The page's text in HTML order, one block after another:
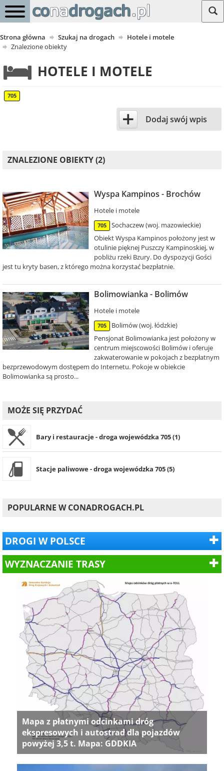
Strona główna Szukaj na drogach
Hotele i motele
Znalezione obiekty
HOTELE I MOTELE
705
+ Dodaj swój wpis
ZNALEZIONE OBIEKTY (2)
Wyspa Kampinos - Brochów
Hotele i motele
705
Sochaczew (woj. mazowieckie)
Obiekt Wyspa Kampinos położony jest w
otulinie pięknej Puszczy Kampinoskiej, w
pobliżu rzeki Bzury. Do dyspozycji Gości
jest tu kryty basen, z którego można korzystać bezpłatnie.
Bolimowianka - Bolimów
Hotele i motele
705
Bolimów (woj. łódzkie)
Pensjonat Bolimowianka jest położony w
centrum miejscowości Bolimów i oferuje
zakwaterowanie w pokojach z bezpłatnym
bezprzewodowym dostępem do Internetu. Pokoje w obiekcie
Bolimowianka są prosto...
MOŻE SIĘ PRZYDAĆ
Bary i restauracje - droga wojewódzka 705 (1)
Stacje paliwowe - droga wojewódzka 705 (5)
POPULARNE W CONADROGACH.PL
DROGI W POLSCE
WYZNACZANIE TRASY
Mapa z płatnymi odcinkami dróg
ekspresowych i autostrad dla pojazdów
powyżej 3,5 t. Mapa: GDDKIA